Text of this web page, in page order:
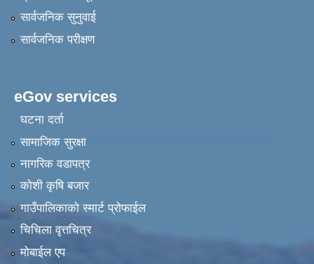
सार्वजनिक सुनुवाई
सार्वजनिक परीक्षण
eGov services
घटना दर्ता
सामाजिक सुरक्षा
नागरिक वडापत्र
कोशी कृषि बजार
गाउँपालिकाको स्मार्ट प्रोफाईल
चिचिला वृत्तचित्र
मोबाईल एप